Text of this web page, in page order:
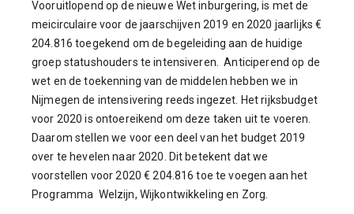
Vooruitlopend op de nieuwe Wet inburgering, is met de
meicirculaire voor de jaarschijven 2019 en 2020 jaarlijks €
204.816 toegekend om de begeleiding aan de huidige
groep statushouders te intensiveren. Anticiperend op de
wet en de toekenning van de middelen hebben we in
Nijmegen de intensivering reeds ingezet. Het rijksbudget
voor 2020 is ontoereikend om deze taken uit te voeren.
Daarom stellen we voor een deel van het budget 2019
over te hevelen naar 2020. Dit betekent dat we
voorstellen voor 2020 € 204.816 toe te voegen aan het
Programma Welzijn, Wijkontwikkeling en Zorg.